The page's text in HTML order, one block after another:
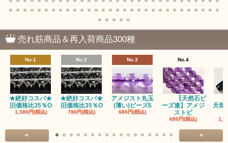
アズロマラカイト（Azuromalachite）
アパタイト
アベンチュリン(クォーツァイト/Aventurine)
アマゾナイト（天河石/Amazonite）
売れ筋商品＆再入荷商品300種
No.1
★絶好コスパ★
旧価格比35％O
1,380円(税込)
No.2
★絶好コスパ★
旧価格比35％O
780円(税込)
No.3
アメジスト丸玉
(薄い)ビーズ6
680円(税込)
No.4
【天然石ビ
ーズ連】アメジ
ストビ
680円(税込)
天珠
< >